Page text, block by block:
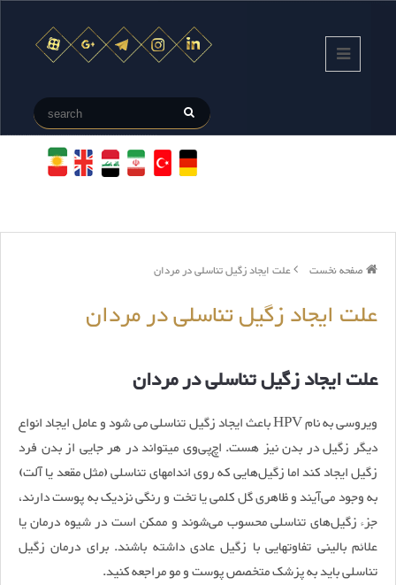
صفحه نخست علت ایجاد زگیل تناسلی در مردان
علت ایجاد زگیل تناسلی در مردان
علت ایجاد زگیل تناسلی در مردان
ویروسی به نام HPV باعث ایجاد زگیل تناسلی می شود و عامل ایجاد انواع
دیگر زگیل در بدن نیز هست. اچ‌پی‌وی می‎تواند در هر جایی از بدن فرد
زگیل ایجاد کند اما زگیل‌هایی که روی اندام‏های تناسلی (مثل مقعد یا آلت)
به وجود می‌آیند و ظاهری گل‌ کلمی یا تخت و رنگی نزدیک به پوست دارند،
جزء زگیل‌های تناسلی محسوب می‌شوند و ممکن است در شیوه درمان یا
علائم بالینی تفاوت‎هایی با زگیل عادی داشته باشند. برای درمان زگیل
تناسلی باید به پزشک متخصص پوست و مو مراجعه کنید.